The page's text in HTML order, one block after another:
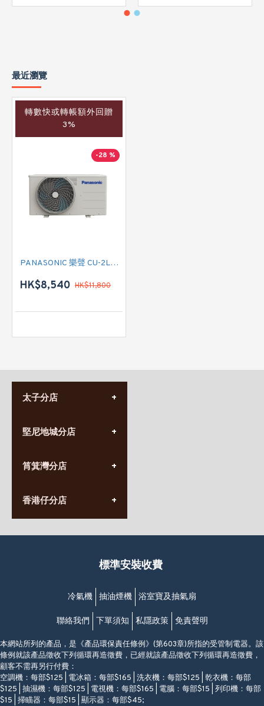
最近瀏覽
轉數快或轉帳額外回贈
3%
-28 %
PANASONIC 樂聲 CU-2LU18BBA 多聯式無線遙控淨冷散熱機 (需另外加配室內機)
HK$8,540 HK$11,800
太子分店
營業時間:
九龍太子太子道西141號
堅尼地城分店
營業時間:
香港堅尼地城卑路乍街
(堅尼地城地鐵站B出口)
筲箕灣分店
營業時間:
(10:00am-20:30pm)
香港仔分店
營業時間:
香港香港仔成都道20-28號
(黃竹坑地鐵站轉4M專線小巴)
標準安裝收費
冷氣機 抽油煙機 浴室寶及抽氣扇
聯絡我們 下單須知 私隱政策 免責聲明
本網站所列的產品，是《產品環保責任條例》(第603章)所指的受管制電器。該
條例就該產品徵收下列循環再造徵費，已經就該產品徵收下列循環再造徵費，
顧客不需再另行付費：
空調機：每部$125 | 電冰箱：每部$165 | 洗衣機：每部$125 | 乾衣機：每部
$125 | 抽濕機：每部$125 | 電視機：每部$165 | 電腦：每部$15 | 列印機：每部
$15 | 掃瞄器：每部$15 | 顯示器：每部$45;